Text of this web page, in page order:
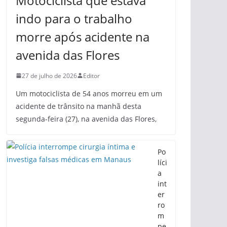
indo para o trabalho
morre após acidente na
avenida das Flores
27 de julho de 2026 Editor
Um motociclista de 54 anos morreu em um
acidente de trânsito na manhã desta
segunda-feira (27), na avenida das Flores,
Po
líci
a
int
er
ro
m